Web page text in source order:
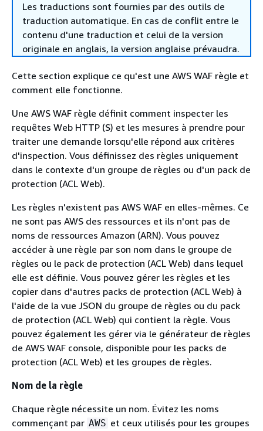
Les traductions sont fournies par des outils de
traduction automatique. En cas de conflit entre le
contenu d'une traduction et celui de la version
originale en anglais, la version anglaise prévaudra.
Cette section explique ce qu'est une AWS WAF règle et
comment elle fonctionne.
Une AWS WAF règle définit comment inspecter les
requêtes Web HTTP (S) et les mesures à prendre pour
traiter une demande lorsqu'elle répond aux critères
d'inspection. Vous définissez des règles uniquement
dans le contexte d'un groupe de règles ou d'un pack de
protection (ACL Web).
Les règles n'existent pas AWS WAF en elles-mêmes. Ce
ne sont pas AWS des ressources et ils n'ont pas de
noms de ressources Amazon (ARN). Vous pouvez
accéder à une règle par son nom dans le groupe de
règles ou le pack de protection (ACL Web) dans lequel
elle est définie. Vous pouvez gérer les règles et les
copier dans d'autres packs de protection (ACL Web) à
l'aide de la vue JSON du groupe de règles ou du pack
de protection (ACL Web) qui contient la règle. Vous
pouvez également les gérer via le générateur de règles
de AWS WAF console, disponible pour les packs de
protection (ACL Web) et les groupes de règles.
Nom de la règle
Chaque règle nécessite un nom. Évitez les noms
commençant par AWS et ceux utilisés pour les groupes